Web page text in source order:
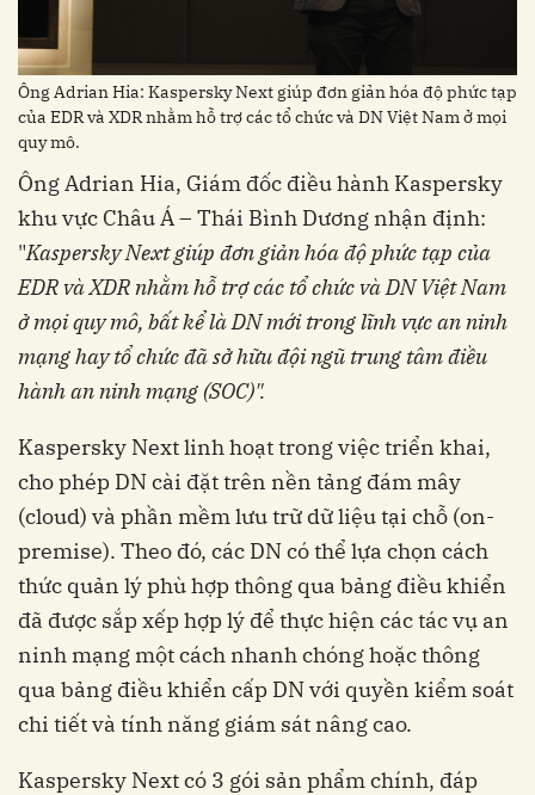
Ông Adrian Hia: Kaspersky Next giúp đơn giản hóa độ phức tạp
của EDR và XDR nhằm hỗ trợ các tổ chức và DN Việt Nam ở mọi
quy mô.
Ông Adrian Hia, Giám đốc điều hành Kaspersky
khu vực Châu Á – Thái Bình Dương nhận định:
"Kaspersky Next giúp đơn giản hóa độ phức tạp của
EDR và XDR nhằm hỗ trợ các tổ chức và DN Việt Nam
ở mọi quy mô, bất kể là DN mới trong lĩnh vực an ninh
mạng hay tổ chức đã sở hữu đội ngũ trung tâm điều
hành an ninh mạng (SOC)".
Kaspersky Next linh hoạt trong việc triển khai,
cho phép DN cài đặt trên nền tảng đám mây
(cloud) và phần mềm lưu trữ dữ liệu tại chỗ (on-
premise). Theo đó, các DN có thể lựa chọn cách
thức quản lý phù hợp thông qua bảng điều khiển
đã được sắp xếp hợp lý để thực hiện các tác vụ an
ninh mạng một cách nhanh chóng hoặc thông
qua bảng điều khiển cấp DN với quyền kiểm soát
chi tiết và tính năng giám sát nâng cao.
Kaspersky Next có 3 gói sản phẩm chính, đáp